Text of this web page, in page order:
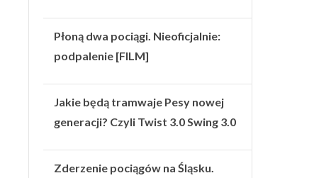
Płoną dwa pociągi. Nieoficjalnie:
podpalenie [FILM]
Jakie będą tramwaje Pesy nowej
generacji? Czyli Twist 3.0 Swing 3.0
Zderzenie pociągów na Śląsku.